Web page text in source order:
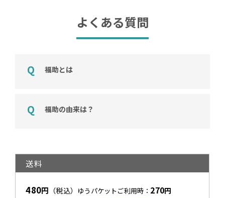
よくある質問
福助とは
福助の由来は？
送料
480円 （税込） ゆうパケットご利用時： 270円